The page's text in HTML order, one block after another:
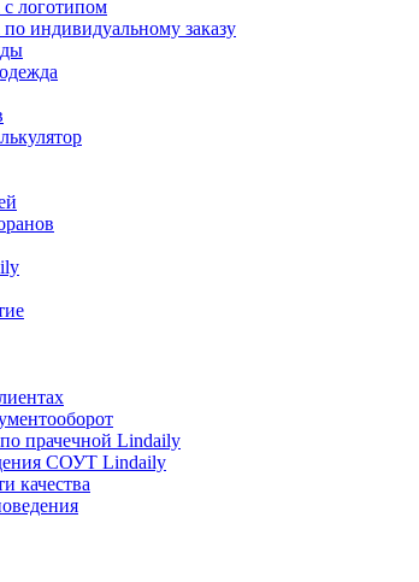
логотипом
индивидуальному заказу
прачечной Lindaily
СОУТ Lindaily
качества